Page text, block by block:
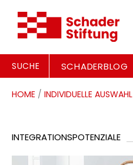
SUCHE SCHADERBLOG
HOME / INDIVIDUELLE AUSWAHL
INTEGRATIONSPOTENZIALE